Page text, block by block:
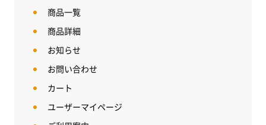
商品一覧
商品詳細
お知らせ
お問い合わせ
カート
ユーザーマイページ